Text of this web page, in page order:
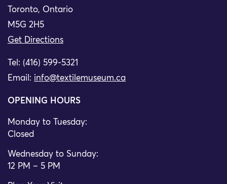
Toronto, Ontario
M5G 2H5
Get Directions
Tel: (416) 599-5321
Email: info@textilemuseum.ca
OPENING HOURS
Monday to Tuesday:
Closed
Wednesday to Sunday:
12 PM – 5 PM